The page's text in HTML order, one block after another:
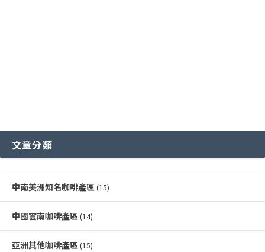
文章分類
中南美洲知名咖啡產區 (15)
中國雲南咖啡產區 (14)
亞洲其他咖啡產區 (15)